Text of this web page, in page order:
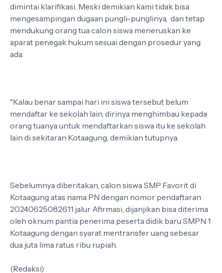
dimintai klarifikasi. Meski demikian kami tidak bisa
mengesampingan dugaan pungli-punglinya, dan tetap
mendukung orang tua calon siswa meneruskan ke
aparat penegak hukum sesuai dengan prosedur yang
ada.
"Kalau benar sampai hari ini siswa tersebut belum
mendaftar ke sekolah lain, dirinya menghimbau kepada
orang tuanya untuk mendaftarkan siswa itu ke sekolah
lain di sekitaran Kotaagung, demikian tutupnya.
Sebelumnya diberitakan, calon siswa SMP Favorit di
Kotaagung atas nama PN dengan nomor pendaftaran
20240625082611 jalur Afirmasi, dijanjikan bisa diterima
oleh oknum pantia penerima peserta didik baru SMPN 1
Kotaagung dengan syarat mentransfer uang sebesar
dua juta lima ratus ribu rupiah.
(Redaksi)